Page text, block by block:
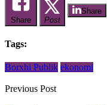
Share Post
Share
Tags:
Borxhi Publik ekonomi
Previous Post